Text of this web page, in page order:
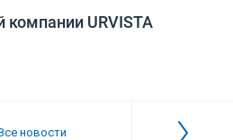
компании URVISTA
новости